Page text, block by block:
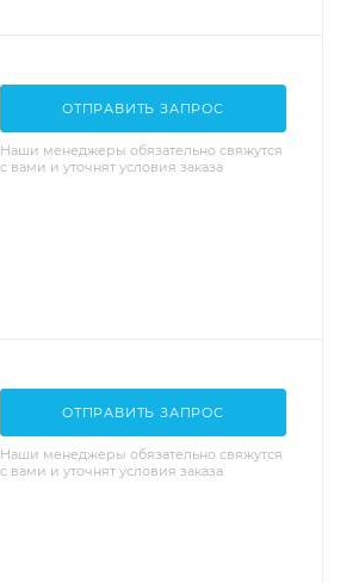
ОТПРАВИТЬ ЗАПРОС
Наши менеджеры обязательно свяжутся
с вами и уточнят условия заказа
ОТПРАВИТЬ ЗАПРОС
Наши менеджеры обязательно свяжутся
с вами и уточнят условия заказа